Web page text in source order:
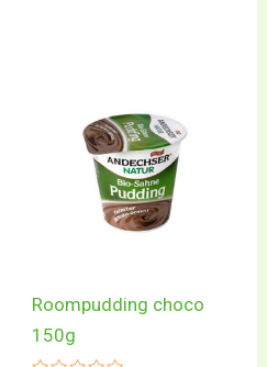
Roompudding choco
150g